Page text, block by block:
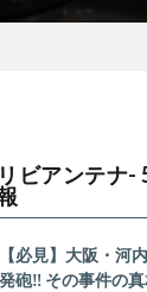
ビアンテナ
【必見】大阪・河
発砲‼ その事件の真